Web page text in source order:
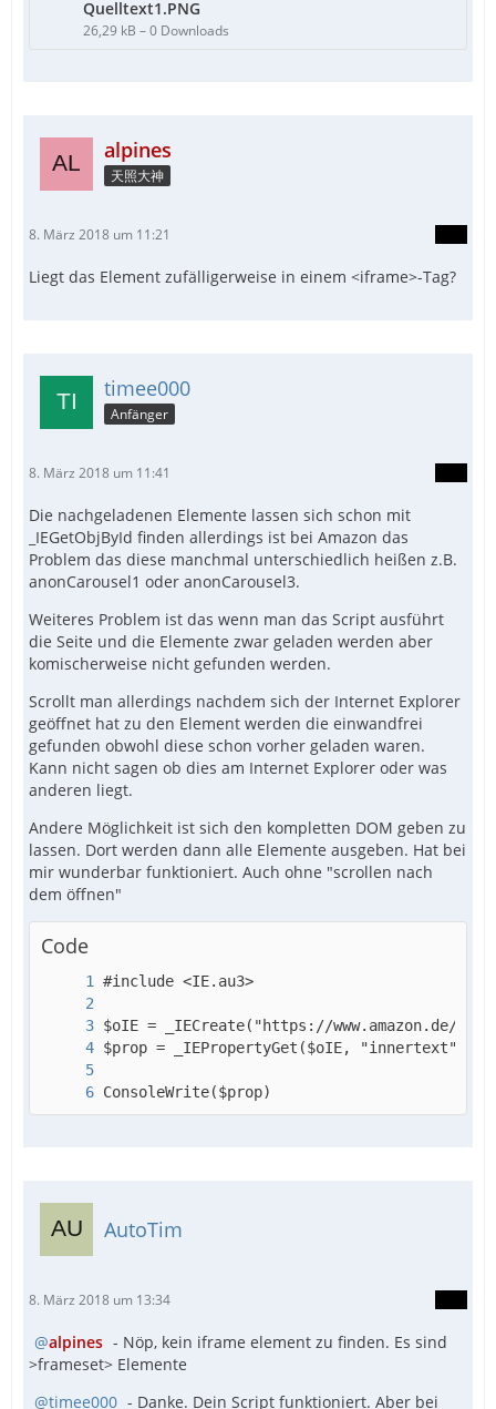
Quelltext1.PNG
26,29 kB – 0 Downloads
alpines
天照大神
8. März 2018 um 11:21
Liegt das Element zufälligerweise in einem <iframe>-Tag?
timee000
Anfänger
8. März 2018 um 11:41
Die nachgeladenen Elemente lassen sich schon mit
_IEGetObjById finden allerdings ist bei Amazon das
Problem das diese manchmal unterschiedlich heißen z.B.
anonCarousel1 oder anonCarousel3.
Weiteres Problem ist das wenn man das Script ausführt
die Seite und die Elemente zwar geladen werden aber
komischerweise nicht gefunden werden.
Scrollt man allerdings nachdem sich der Internet Explorer
geöffnet hat zu den Element werden die einwandfrei
gefunden obwohl diese schon vorher geladen waren.
Kann nicht sagen ob dies am Internet Explorer oder was
anderen liegt.
Andere Möglichkeit ist sich den kompletten DOM geben zu
lassen. Dort werden dann alle Elemente ausgeben. Hat bei
mir wunderbar funktioniert. Auch ohne "scrollen nach
dem öffnen"
Code
ConsoleWrite($prop)
AutoTim
8. März 2018 um 13:34
alpines - Nöp, kein iframe element zu finden. Es sind
>frameset> Elemente
timee000 - Danke. Dein Script funktioniert. Aber bei